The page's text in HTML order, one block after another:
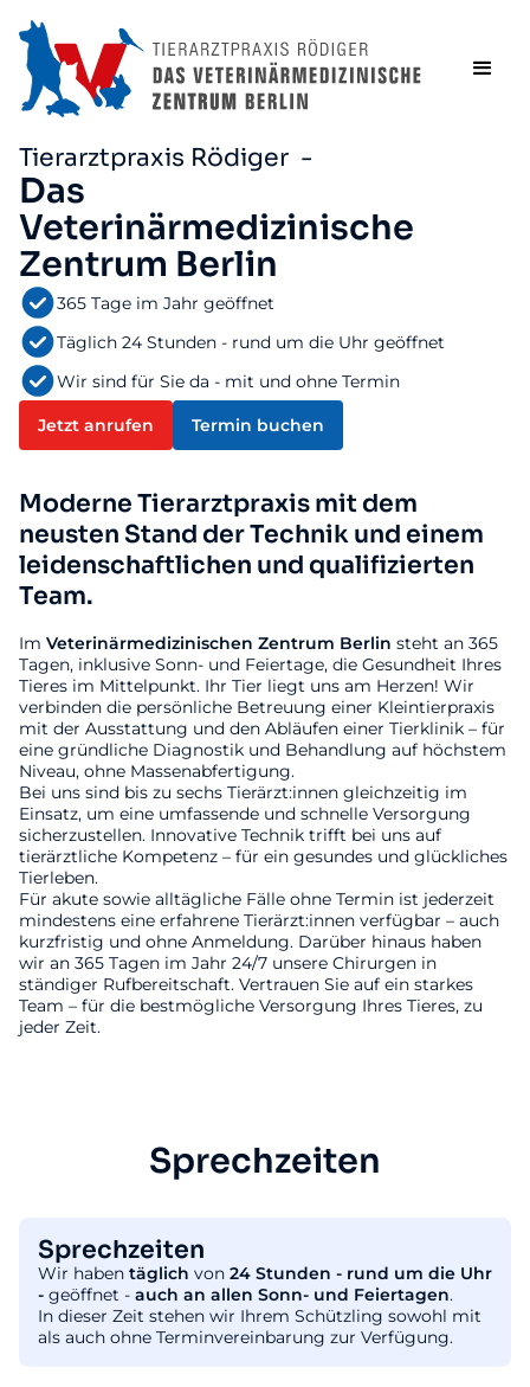
Tierarztpraxis Rödiger -
Das
Veterinärmedizinische
Zentrum Berlin
365 Tage im Jahr geöffnet
Täglich 24 Stunden - rund um die Uhr geöffnet
Wir sind für Sie da - mit und ohne Termin
Jetzt anrufen Termin buchen
Moderne Tierarztpraxis mit dem
neusten Stand der Technik und einem
leidenschaftlichen und qualifizierten
Team.
Im Veterinärmedizinischen Zentrum Berlin steht an 365
Tagen, inklusive Sonn- und Feiertage, die Gesundheit Ihres
Tieres im Mittelpunkt. Ihr Tier liegt uns am Herzen! Wir
verbinden die persönliche Betreuung einer Kleintierpraxis
mit der Ausstattung und den Abläufen einer Tierklinik – für
eine gründliche Diagnostik und Behandlung auf höchstem
Niveau, ohne Massenabfertigung.
Bei uns sind bis zu sechs Tierärzt:innen gleichzeitig im
Einsatz, um eine umfassende und schnelle Versorgung
sicherzustellen. Innovative Technik trifft bei uns auf
tierärztliche Kompetenz – für ein gesundes und glückliches
Tierleben.
Für akute sowie alltägliche Fälle ohne Termin ist jederzeit
mindestens eine erfahrene Tierärzt:innen verfügbar – auch
kurzfristig und ohne Anmeldung. Darüber hinaus haben
wir an 365 Tagen im Jahr 24/7 unsere Chirurgen in
ständiger Rufbereitschaft. Vertrauen Sie auf ein starkes
Team – für die bestmögliche Versorgung Ihres Tieres, zu
jeder Zeit.
Sprechzeiten
Sprechzeiten
Wir haben täglich von 24 Stunden - rund um die Uhr
- geöffnet - auch an allen Sonn- und Feiertagen.
In dieser Zeit stehen wir Ihrem Schützling sowohl mit
als auch ohne Terminvereinbarung zur Verfügung.